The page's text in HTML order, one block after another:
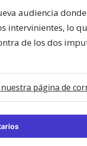
audiencia
intervinientes, lo
de los dos
nuestra página de